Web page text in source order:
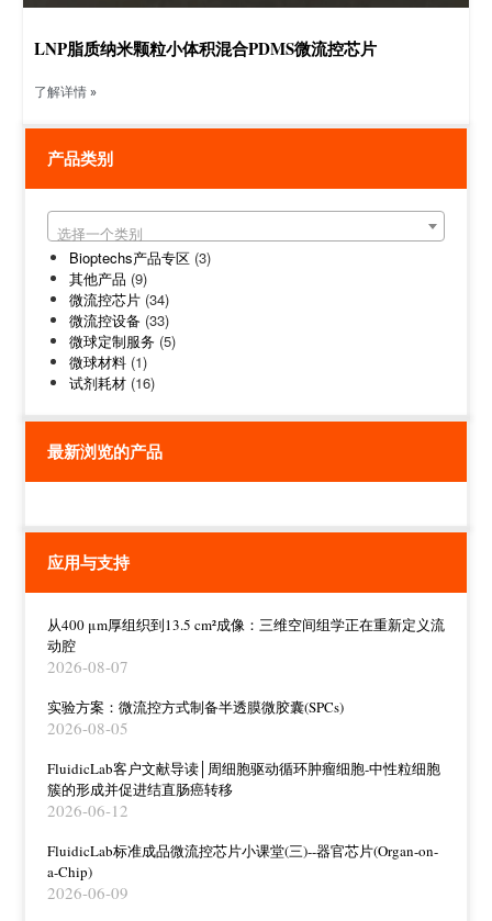
LNP脂质纳米颗粒小体积混合PDMS微流控芯片
了解详情 »
产品类别
选择一个类别
Bioptechs产品专区 (3)
其他产品 (9)
微流控芯片 (34)
微流控设备 (33)
微球定制服务 (5)
微球材料 (1)
试剂耗材 (16)
最新浏览的产品
应用与支持
从400 μm厚组织到13.5 cm²成像：三维空间组学正在重新定义流
动腔
2026-08-07
实验方案：微流控方式制备半透膜微胶囊(SPCs)
2026-08-05
FluidicLab客户文献导读│周细胞驱动循环肿瘤细胞-中性粒细胞
簇的形成并促进结直肠癌转移
2026-06-12
FluidicLab标准成品微流控芯片小课堂(三)--器官芯片(Organ-on-
a-Chip)
2026-06-09